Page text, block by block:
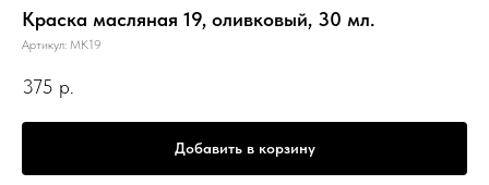
Краска масляная 19, оливковый, 30 мл.
Артикул: МК19
375 р.
Добавить в корзину